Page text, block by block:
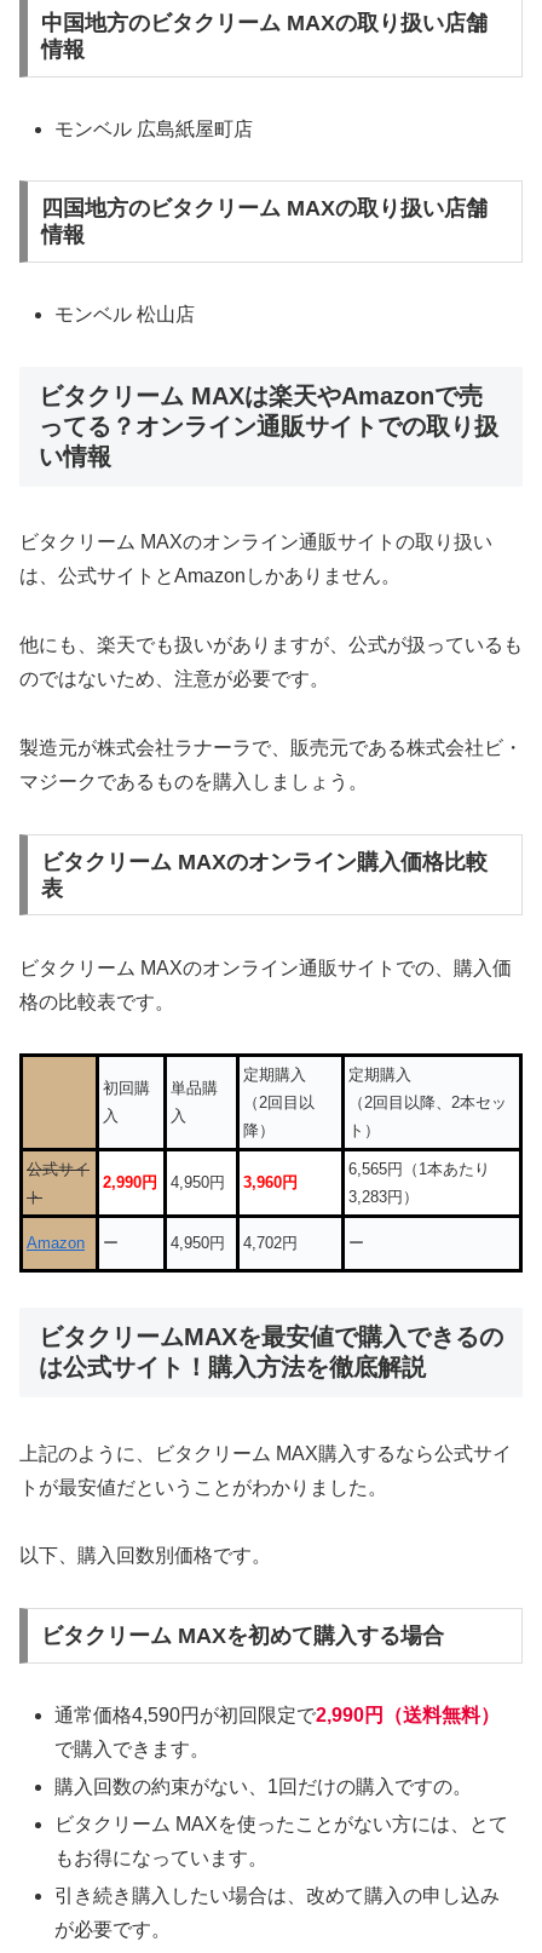
中国地方のビタクリーム MAXの取り扱い店舗
情報
モンベル 広島紙屋町店
四国地方のビタクリーム MAXの取り扱い店舗
情報
モンベル 松山店
ビタクリーム MAXは楽天やAmazonで売
ってる？オンライン通販サイトでの取り扱
い情報
ビタクリーム MAXのオンライン通販サイトの取り扱い
は、公式サイトとAmazonしかありません。
他にも、楽天でも扱いがありますが、公式が扱っているも
のではないため、注意が必要です。
製造元が株式会社ラナーラで、販売元である株式会社ビ・
マジークであるものを購入しましょう。
ビタクリーム MAXのオンライン購入価格比較
表
ビタクリーム MAXのオンライン通販サイトでの、購入価
格の比較表です。
初回購
入
単品購
入
定期購入
（2回目以
降）
定期購入
（2回目以降、2本セッ
ト）
公式サイ
ト
2,990円 4,950円 3,960円
6,565円（1本あたり
3,283円）
Amazon ー 4,950円 4,702円 ー
ビタクリームMAXを最安値で購入できるの
は公式サイト！購入方法を徹底解説
上記のように、ビタクリーム MAX購入するなら公式サイ
トが最安値だということがわかりました。
以下、購入回数別価格です。
ビタクリーム MAXを初めて購入する場合
通常価格4,590円が初回限定で2,990円（送料無料）
で購入できます。
購入回数の約束がない、1回だけの購入ですの。
ビタクリーム MAXを使ったことがない方には、とて
もお得になっています。
引き続き購入したい場合は、改めて購入の申し込み
が必要です。